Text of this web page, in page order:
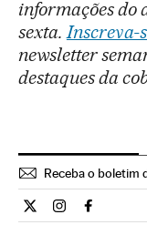
informações do
sexta.Inscreva-
newsletter
destaques da
Receba o boletim
Cultura El País
Cultura El
Cultura